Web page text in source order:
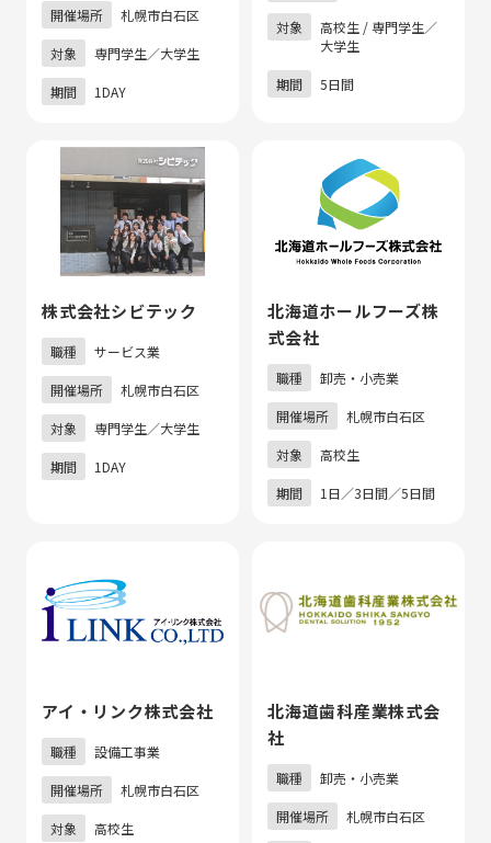
開催場所 札幌市白石区
対象 専門学生／大学生
期間 1DAY
対象
高校生 / 専門学生／
大学生
期間 5日間
株式会社シビテック
職種 サービス業
開催場所 札幌市白石区
対象 専門学生／大学生
期間 1DAY
北海道ホールフーズ株
式会社
職種 卸売・小売業
開催場所 札幌市白石区
対象 高校生
期間 1日／3日間／5日間
アイ・リンク株式会社
職種 設備工事業
開催場所 札幌市白石区
対象 高校生
北海道歯科産業株式会
社
職種 卸売・小売業
開催場所 札幌市白石区